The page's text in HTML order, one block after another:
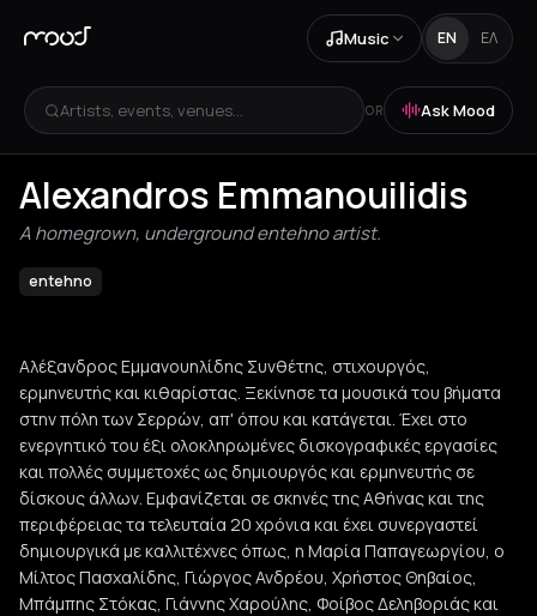
Music EN ΕΛ
Artists, events, venues... OR Ask Mood
Alexandros Emmanouilidis
A homegrown, underground entehno artist.
entehno
Αλέξανδρος Εμμανουηλίδης Συνθέτης, στιχουργός,
ερμηνευτής και κιθαρίστας. Ξεκίνησε τα μουσικά του βήματα
στην πόλη των Σερρών, απ' όπου και κατάγεται. Έχει στο
ενεργητικό του έξι ολοκληρωμένες δισκογραφικές εργασίες
και πολλές συμμετοχές ως δημιουργός και ερμηνευτής σε
δίσκους άλλων. Εμφανίζεται σε σκηνές της Αθήνας και της
περιφέρειας τα τελευταία 20 χρόνια και έχει συνεργαστεί
δημιουργικά με καλλιτέχνες όπως, η Μαρία Παπαγεωργίου, ο
Μίλτος Πασχαλίδης, Γιώργος Ανδρέου, Χρήστος Θηβαίος,
Μπάμπης Στόκας, Γιάννης Χαρούλης, Φοίβος Δεληβοριάς και